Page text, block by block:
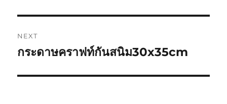
NEXT
Next
กระดาษคราฟท์กันสนิม30x35cm